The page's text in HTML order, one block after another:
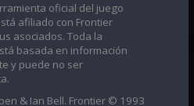
oficial del juego
afiliado con Frontier
asociados. Toda la
basada en información
y puede no ser
& Ian Bell. Frontier © 1993